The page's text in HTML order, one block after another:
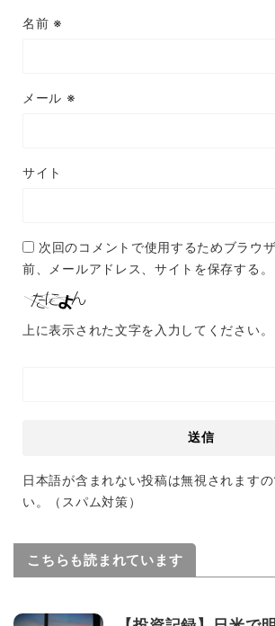
名前 ※
メール ※
サイト
次回のコメントで使用するためブラウ
前、メールアドレス、サイトを保存する。
上に表示された文字を入力してください。
日本語が含まれない投稿は無視されます
い。（スパム対策）
こちらも読まれています